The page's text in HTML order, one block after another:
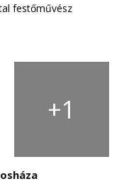
festőművész
+1